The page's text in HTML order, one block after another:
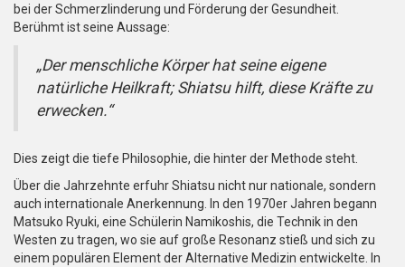
bei der Schmerzlinderung und Förderung der Gesundheit.
Berühmt ist seine Aussage:
„Der menschliche Körper hat seine eigene
natürliche Heilkraft; Shiatsu hilft, diese Kräfte zu
erwecken.“
Dies zeigt die tiefe Philosophie, die hinter der Methode steht.
Über die Jahrzehnte erfuhr Shiatsu nicht nur nationale, sondern
auch internationale Anerkennung. In den 1970er Jahren begann
Matsuko Ryuki, eine Schülerin Namikoshis, die Technik in den
Westen zu tragen, wo sie auf große Resonanz stieß und sich zu
einem populären Element der Alternative Medizin entwickelte. In